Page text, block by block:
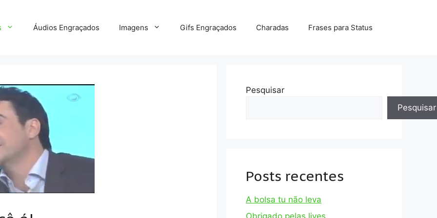
Áudios Engraçados Imagens Gifs Engraçados Charadas Frases para Status
Pesquisar
Pesquisar
Posts recentes
A bolsa tu não leva
Obrigado pelas lives